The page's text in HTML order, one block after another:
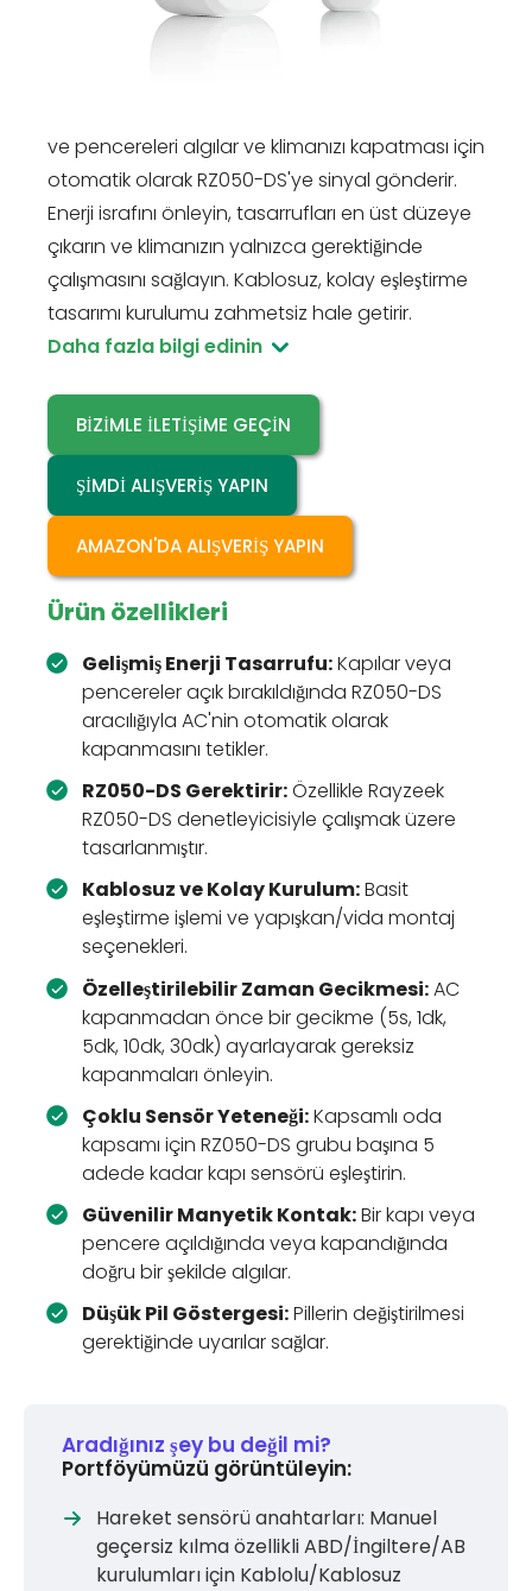
enerji tasarrufu gücünü artırın. Yalnızca
Rayzeek RZ050-DS Klima Hareket Sensörü
ve pencereleri algılar ve klimanızı kapatması için
otomatik olarak RZ050-DS'ye sinyal gönderir.
Enerji israfını önleyin, tasarrufları en üst düzeye
çıkarın ve klimanızın yalnızca gerektiğinde
çalışmasını sağlayın. Kablosuz, kolay eşleştirme
tasarımı kurulumu zahmetsiz hale getirir.
Daha fazla bilgi edinin
BIZIMLE İLETIŞIME GEÇIN
ŞIMDI ALIŞVERIŞ YAPIN
AMAZON'DA ALIŞVERIŞ YAPIN
Ürün özellikleri
Gelişmiş Enerji Tasarrufu:Kapılar veya
pencereler açık bırakıldığında RZ050-DS
aracılığıyla AC'nin otomatik olarak
kapanmasını tetikler.
RZ050-DS Gerektirir:Özellikle Rayzeek
RZ050-DS denetleyicisiyle çalışmak üzere
tasarlanmıştır.
Kablosuz ve Kolay Kurulum:Basit
eşleştirme işlemi ve yapışkan/vida montaj
seçenekleri.
Özelleştirilebilir Zaman Gecikmesi:AC
kapanmadan önce bir gecikme (5s, 1dk,
5dk, 10dk, 30dk) ayarlayarak gereksiz
kapanmaları önleyin.
Çoklu Sensör Yeteneği:Kapsamlı oda
kapsamı için RZ050-DS grubu başına 5
adede kadar kapı sensörü eşleştirin.
Güvenilir Manyetik Kontak:Bir kapı veya
pencere açıldığında veya kapandığında
doğru bir şekilde algılar.
Düşük Pil Göstergesi:Pillerin değiştirilmesi
gerektiğinde uyarılar sağlar.
Aradığınız şey bu değil mi?
Portföyümüzü görüntüleyin:
Hareket sensörü anahtarları: Manuel
geçersiz kılma özellikli ABD/İngiltere/AB
kurulumları için Kablolu/Kablosuz